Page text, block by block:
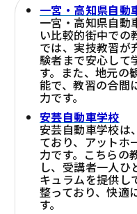
一宮・高知県自動
一宮・高知県自動
い比較的街中での
では、実技教習が
験者まで安心して
す。また、地元の
能で、教習の合間
力です。
安芸自動車学校
安芸自動車学校は
ており、アットホ
力です。こちらの
し、受講者一人ひ
キュラムを提供し
整っており、快適
す。